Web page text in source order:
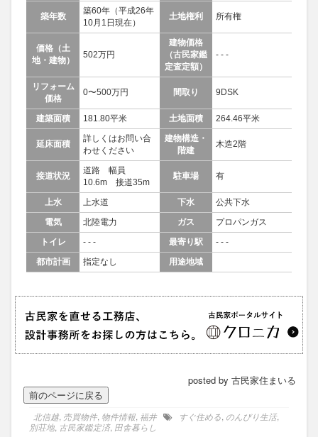
築年数
築60年（平成26年
10月1日現在）
土地権利 所有権
価格（土
地・建物）
502万円
建物価格
（古民家鑑
定査定額）
- - -
リフォーム
価格
0〜500万円 間取り 9DSK
建築面積 181.80平米 土地面積 264.46平米
延床面積
詳しくはお問い合
わせください
建物構造・
階建
木造2階
接道状況
道路 幅員
10.6m 接道35m
駐車場 有
上水 上水道 下水
公共下水
電気
北陸電力 ガス
プロパンガス
トイレ
- - - 最寄り駅
- - -
都市計画
指定なし 用途地域
posted by 古民家住まいる
北信越, 売買物件, 物件情報, 福井 すぐ住める, のんびり生活,
別荘地, 古民家鑑定済, 田舎暮らし